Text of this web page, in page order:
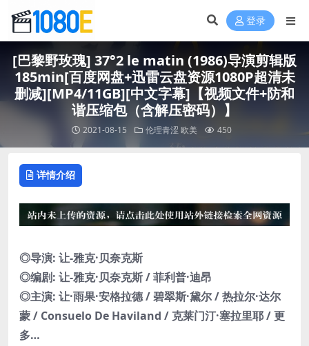
登录
[巴黎野玫瑰] 37°2 le matin (1986)导演剪辑版
185min[百度网盘+迅雷云盘资源1080P超清未
删减][MP4/11GB][中文字幕]【视频文件+防和
谐压缩包（含解压密码）】
2021-08-15 伦理青涩 欧美 450
详情介绍
◎导演: 让-雅克·贝奈克斯
◎编剧: 让-雅克·贝奈克斯 / 菲利普·迪昂
◎主演: 让·雨果·安格拉德 / 碧翠斯·黛尔 / 热拉尔·达尔
蒙 / Consuelo De Haviland / 克莱门汀·塞拉里耶 / 更
多…